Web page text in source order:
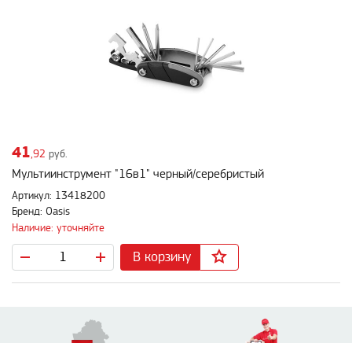
41,92 руб.
Мультиинструмент "16в1" черный/серебристый
Артикул: 13418200
Бренд: Oasis
Наличие: уточняйте
В корзину